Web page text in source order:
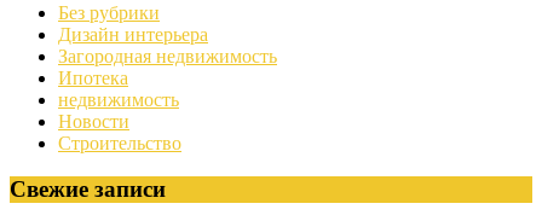
Без рубрики
Дизайн интерьера
Загородная недвижимость
Ипотека
недвижимость
Новости
Строительство
Свежие записи